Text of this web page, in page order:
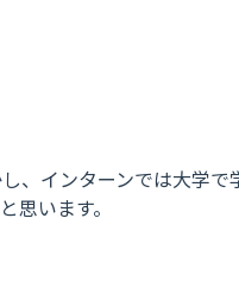
、インターンでは大学
思います。